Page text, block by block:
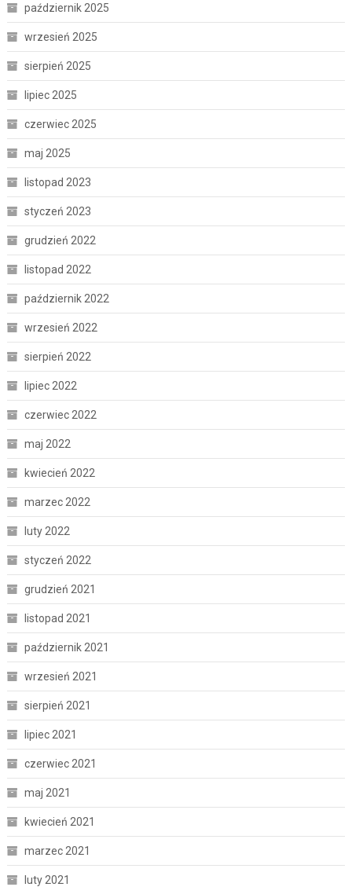
październik 2025
wrzesień 2025
sierpień 2025
lipiec 2025
czerwiec 2025
maj 2025
listopad 2023
styczeń 2023
grudzień 2022
listopad 2022
październik 2022
wrzesień 2022
sierpień 2022
lipiec 2022
czerwiec 2022
maj 2022
kwiecień 2022
marzec 2022
luty 2022
styczeń 2022
grudzień 2021
listopad 2021
październik 2021
wrzesień 2021
sierpień 2021
lipiec 2021
czerwiec 2021
maj 2021
kwiecień 2021
marzec 2021
luty 2021